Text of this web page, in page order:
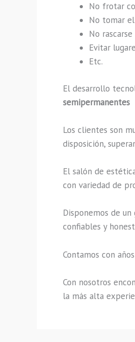
No frotar
No tomar
No rascarse
Evitar
Etc.
El desarrollo
semipermanentes
Los clientes son
disposición,
El salón de
con variedad de
Disponemos de
confiables y
Contamos con
Con nosotros
la más alta